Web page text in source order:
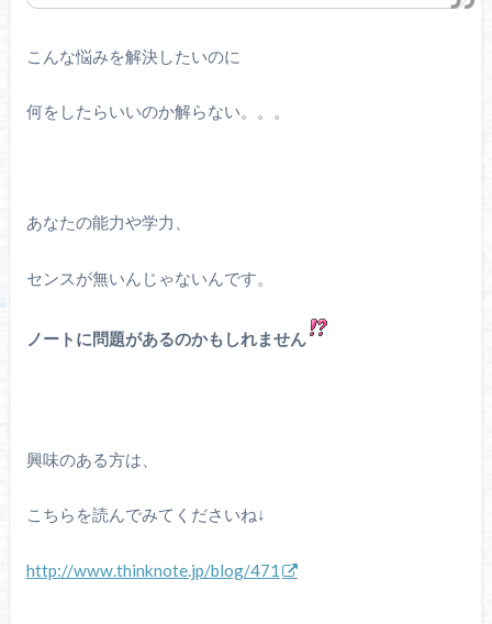
こんな悩みを解決したいのに
何をしたらいいのか解らない。。。
あなたの能力や学力、
センスが無いんじゃないんです。
ノートに問題があるのかもしれません
興味のある方は、
こちらを読んでみてくださいね↓
http://www.thinknote.jp/blog/471